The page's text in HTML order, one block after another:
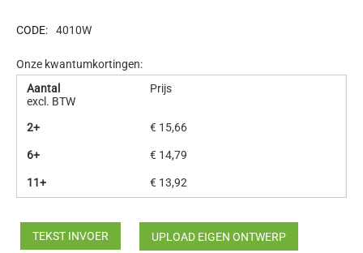
CODE: 4010W
Onze kwantumkortingen:
Aantal
Prijs
excl. BTW
2+
€ 15,66
6+ € 14,79
11+ € 13,92
TEKST INVOER UPLOAD EIGEN ONTWERP